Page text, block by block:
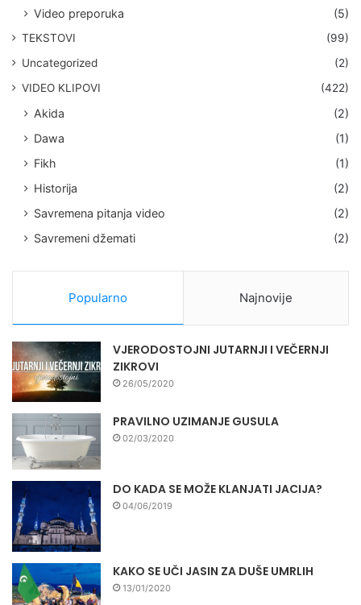
Video preporuka
(5)
TEKSTOVI
(99)
Uncategorized
(2)
VIDEO KLIPOVI
(422)
Akida
(2)
Dawa
(1)
Fikh
(1)
Historija
(2)
Savremena pitanja video
(2)
Savremeni džemati
(2)
Popularno Najnovije
VJERODOSTOJNI JUTARNJI I VEČERNJI
ZIKROVI
26/05/2020
PRAVILNO UZIMANJE GUSULA
02/03/2020
DO KADA SE MOŽE KLANJATI JACIJA?
04/06/2019
KAKO SE UČI JASIN ZA DUŠE UMRLIH
13/01/2020